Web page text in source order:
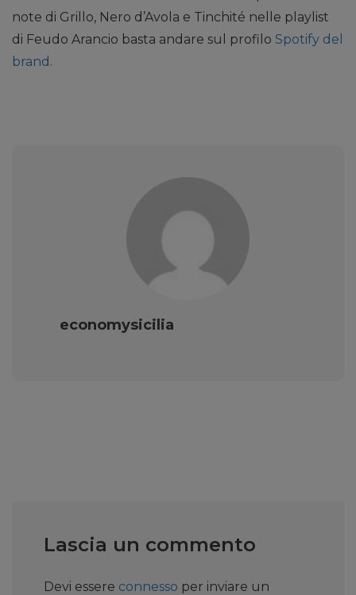
note di Grillo, Nero d’Avola e Tinchité nelle playlist
di Feudo Arancio basta andare sul profilo Spotify del
brand .
economysicilia
Lascia un commento
Devi essere connesso per inviare un